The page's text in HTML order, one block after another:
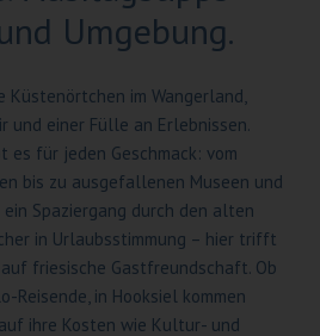
Umgebung.
Küstenörtchen im Wangerland,
und einer Fülle an Erlebnissen.
es für jeden Geschmack: vom
bis zu ausgefallenen Museen und
Spaziergang durch den alten
in Urlaubsstimmung – hier trifft
friesische Gastfreundschaft. Ob
Reisende, in Hooksiel kommen
ihre Kosten wie Kultur- und